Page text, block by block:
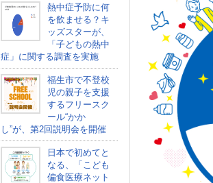
熱中症予防に何
を飲ませる？キ
ッズスターが、
「子どもの熱中
症」に関する調査を実施
福生市で不登校
児の親子を支援
するフリースク
ール“かか
し”が、第2回説明会を開催
日本で初めてと
なる、「こども
偏食医療ネット